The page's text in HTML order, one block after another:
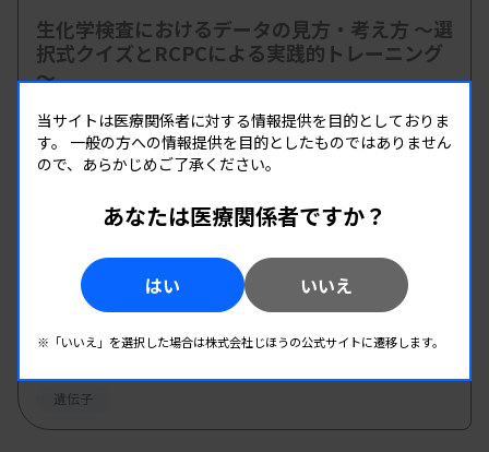
生化学検査におけるデータの見方・考え方 ～選
択式クイズとRCPCによる実践的トレーニング
～
開催場所 : WEB
臨床化学 情報システム
第6回Thrombosis ＆ Hemostasis semina
北陸血液凝固異常症連絡協議会、石川県臨床衛生検査
技師会、中外製薬株式会社
遺伝子
当サイトは医療関係者に対する情報提供を目的としておりま
す。 一般の方への情報提供を目的としたものではありません
ので、あらかじめご了承ください。
あなたは医療関係者ですか？
はい いいえ
※「いいえ」を選択した場合は株式会社じほうの公式サイトに遷移します。